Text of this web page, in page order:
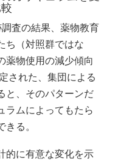
査の結果、薬物教育
ち（対照群ではな
薬物使用の減少傾向
された、集団による
と、そのパターンだ
ラムによってもたら
る。
的に有意な変化を示